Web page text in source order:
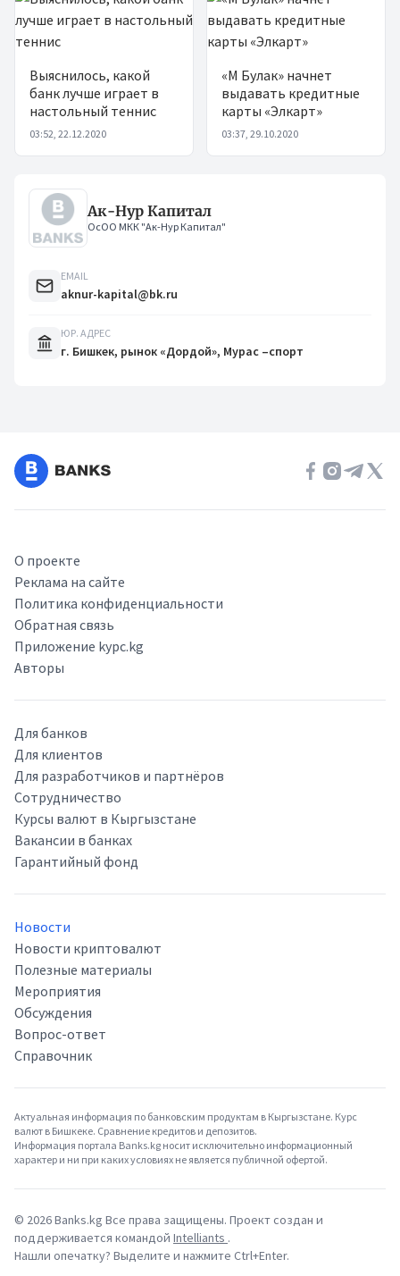
Выяснилось, какой
банк лучше играет в
настольный теннис
03:52, 22.12.2020
«М Булак» начнет
выдавать кредитные
карты «Элкарт»
03:37, 29.10.2020
Ак-Нур Капитал
ОсОО МКК "Ак-Нур Капитал"
EMAIL
aknur-kapital@bk.ru
ЮР. АДРЕС
г. Бишкек, рынок «Дордой», Мурас –спорт
О проекте
Реклама на сайте
Политика конфиденциальности
Обратная связь
Приложение kypc.kg
Авторы
Для банков
Для клиентов
Для разработчиков и партнёров
Сотрудничество
Курсы валют в Кыргызстане
Вакансии в банках
Гарантийный фонд
Новости
Новости криптовалют
Полезные материалы
Мероприятия
Обсуждения
Вопрос-ответ
Справочник
Актуальная информация по банковским продуктам в Кыргызстане. Курс
валют в Бишкеке. Сравнение кредитов и депозитов.
Информация портала Banks.kg носит исключительно информационный
характер и ни при каких условиях не является публичной офертой.
© 2026Banks.kg Все права защищены. Проект создан и
поддерживается командой Intelliants .
Нашли опечатку? Выделите и нажмите Ctrl+Enter.